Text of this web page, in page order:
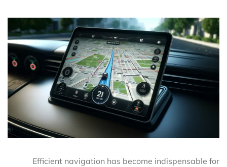
Efficient navigation has become indispensable for